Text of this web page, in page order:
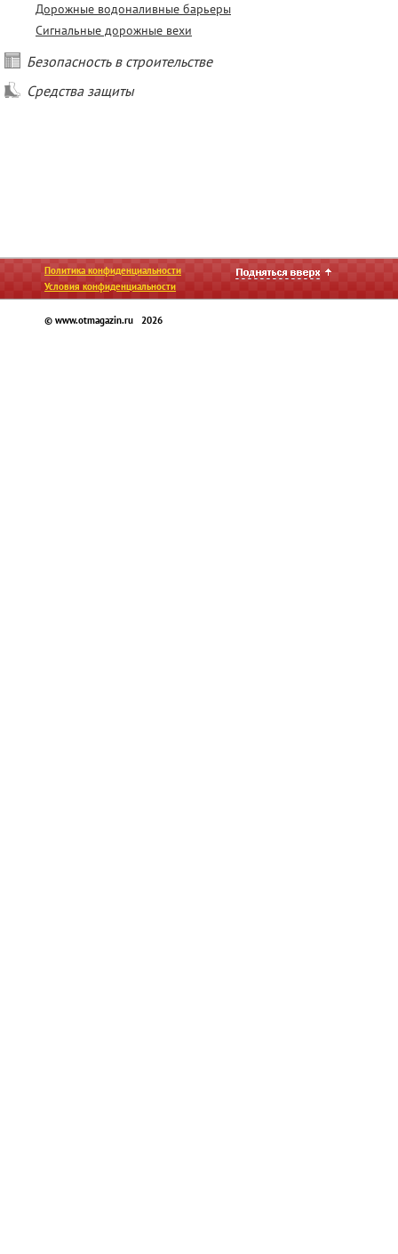
Дорожные водоналивные барьеры
Сигнальные дорожные вехи
Безопасность в строительстве
Средства защиты
Политика конфиденциальности
Условия конфиденциальности
© www.otmagazin.ru 2026